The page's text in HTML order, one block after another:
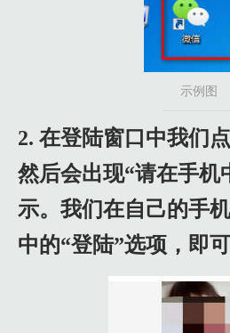
示例图
2. 在登陆窗口中我们
然后会出现“请在手机
示。我们在自己的手
中的“登陆”选项，即